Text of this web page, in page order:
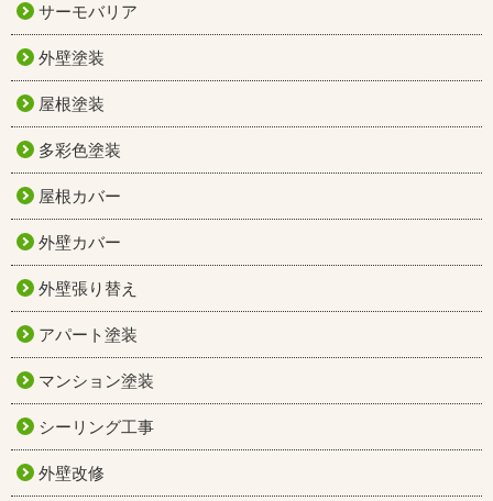
サーモバリア
外壁塗装
屋根塗装
多彩色塗装
屋根カバー
外壁カバー
外壁張り替え
アパート塗装
マンション塗装
シーリング工事
外壁改修